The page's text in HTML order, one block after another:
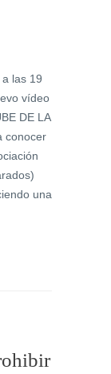
las 19
vídeo
DE LA
conocer
una